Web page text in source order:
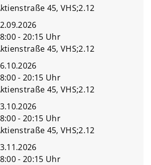
45, VHS;2.12
- 20:15 Uhr
45, VHS;2.12
- 20:15 Uhr
45, VHS;2.12
- 20:15 Uhr
45, VHS;2.12
- 20:15 Uhr